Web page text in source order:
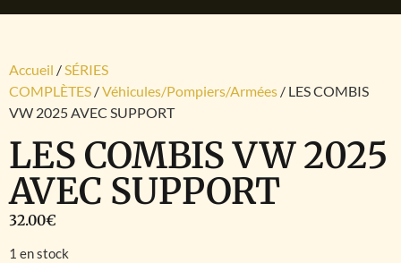
Accueil /SÉRIES
COMPLÈTES /Véhicules/Pompiers/Armées / LES COMBIS
VW 2025 AVEC SUPPORT
LES COMBIS VW 2025
AVEC SUPPORT
32.00€
1 en stock